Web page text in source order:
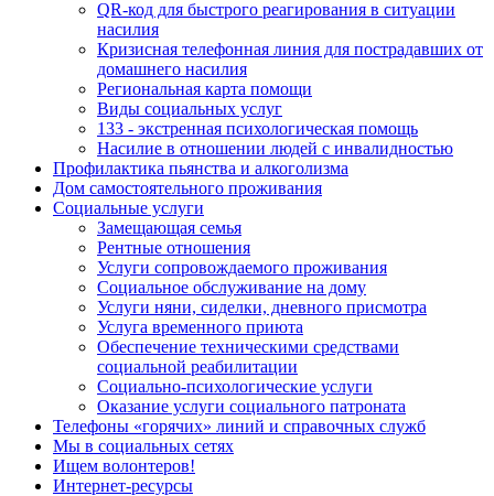
QR-код для быстрого реагирования в ситуации
насилия
Кризисная телефонная линия для пострадавших от
домашнего насилия
Региональная карта помощи
Виды социальных услуг
133 - экстренная психологическая помощь
Насилие в отношении людей с инвалидностью
Профилактика пьянства и алкоголизма
Дом самостоятельного проживания
Социальные услуги
Замещающая семья
Рентные отношения
Услуги сопровождаемого проживания
Социальное обслуживание на дому
Услуги няни, сиделки, дневного присмотра
Услуга временного приюта
Обеспечение техническими средствами
социальной реабилитации
Социально-психологические услуги
Оказание услуги социального патроната
Телефоны «горячих» линий и справочных служб
Мы в социальных сетях
Ищем волонтеров!
Интернет-ресурсы